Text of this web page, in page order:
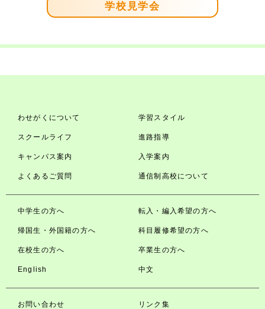
学校見学会
わせがくについて 学習スタイル
スクールライフ 進路指導
キャンパス案内 入学案内
よくあるご質問 通信制高校について
中学生の方へ 転入・編入希望の方へ
帰国生・外国籍の方へ 科目履修希望の方へ
在校生の方へ 卒業生の方へ
English 中文
お問い合わせ リンク集